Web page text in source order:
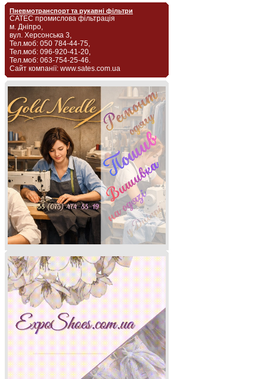
Пневмотранспорт та рукавні фільтри
САТЕС промислова фільтрація
м. Дніпро,
вул. Херсонська 3,
Тел.моб: 050 784-44-75,
Тел.моб: 096-920-41-20,
Тел.моб: 063-754-25-46.
Сайт компанії: www.sates.com.ua